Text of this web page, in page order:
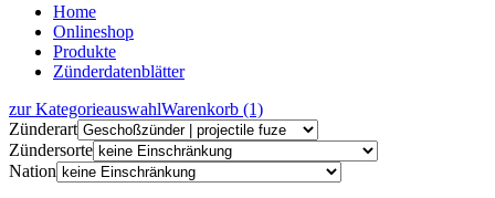
Home
Onlineshop
Produkte
Zünderdatenblätter
zur KategorieauswahlWarenkorb (1)
Zünderart
Zündersorte
Nation